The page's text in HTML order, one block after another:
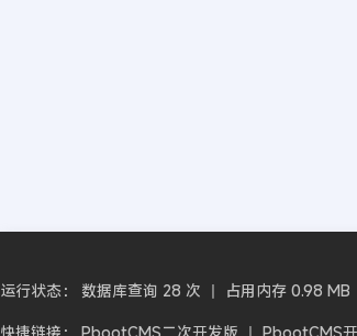
运行状态： 数据库查询 28 次 丨 占用内存 0.98